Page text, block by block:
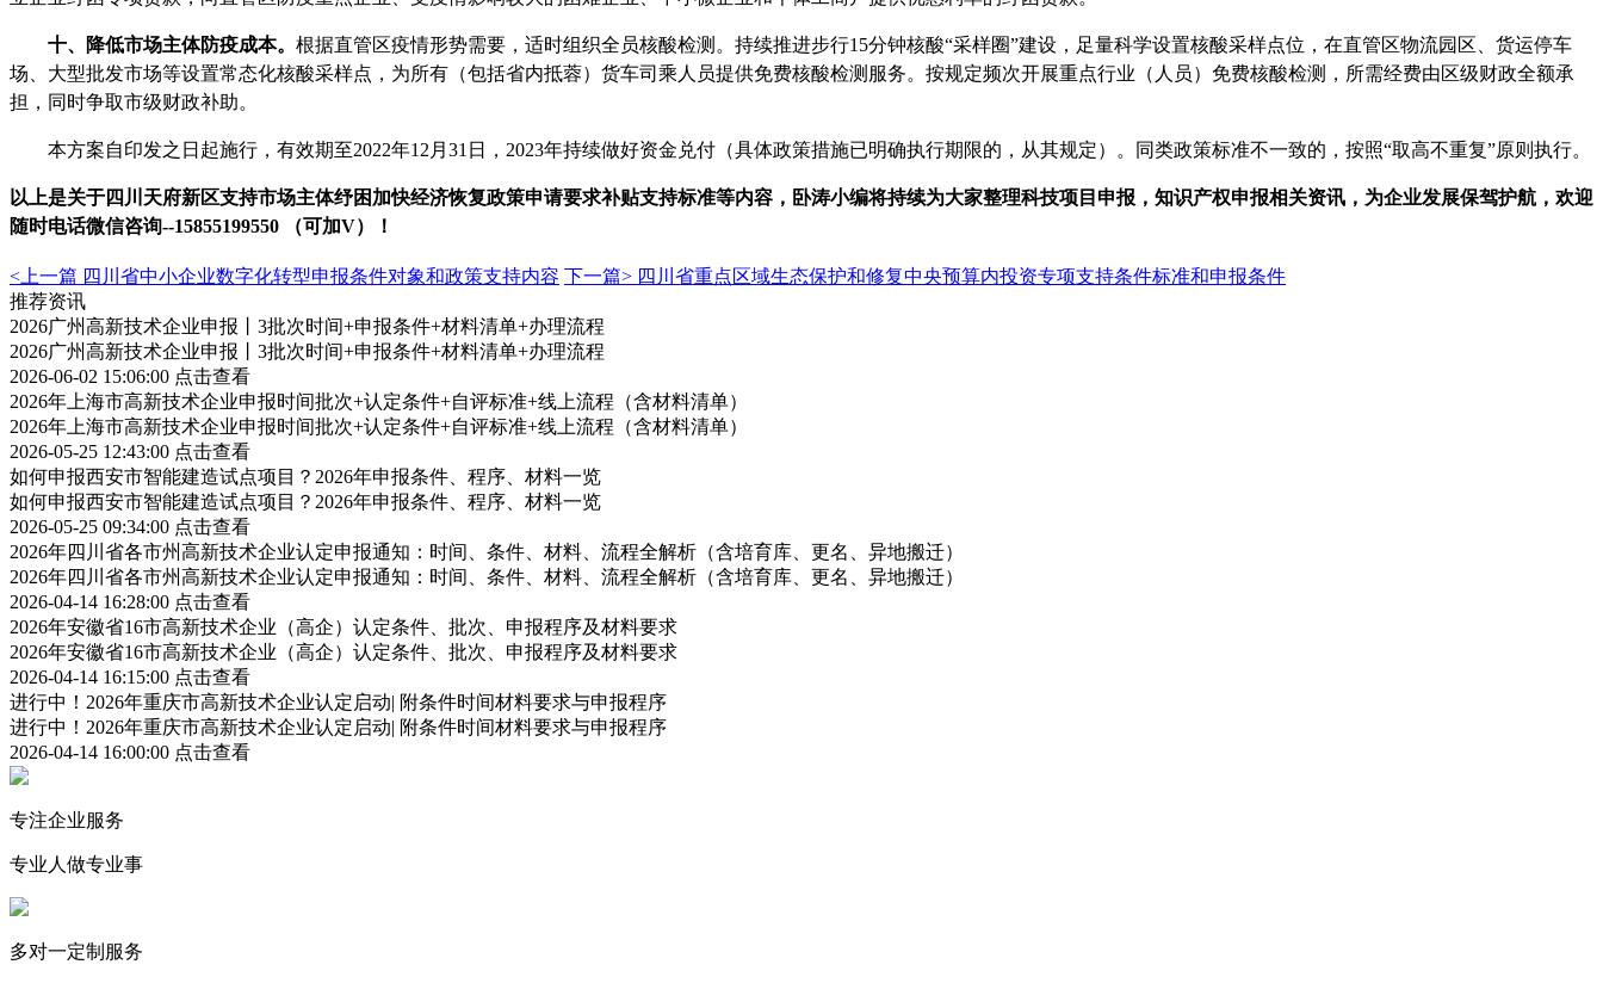
十、降低市场主体防疫成本。 根据直管区疫情形势需要，适时组织全员核酸检测。持续推进步行15分钟核酸“采样圈”建设，足量科学设置核酸采样点位，在直管区物流园区、货运停车
场、大型批发市场等设置常态化核酸采样点，为所有（包括省内抵蓉）货车司乘人员提供免费核酸检测服务。按规定频次开展重点行业（人员）免费核酸检测，所需经费由区级财政全额承
担，同时争取市级财政补助。
本方案自印发之日起施行，有效期至2022年12月31日，2023年持续做好资金兑付（具体政策措施已明确执行期限的，从其规定）。同类政策标准不一致的，按照“取高不重复”原则执行。
以上是关于四川天府新区支持市场主体纾困加快经济恢复政策申请要求补贴支持标准等内容，卧涛小编将持续为大家整理科技项目申报，知识产权申报相关资讯，为企业发展保驾护航， 欢迎
随时电话微信咨询--15855199550 （可加V）！
<上一篇 四川省中小企业数字化转型申报条件对象和政策支持内容 下一篇> 四川省重点区域生态保护和修复中央预算内投资专项支持条件标准和申报条件
推荐资讯
2026广州高新技术企业申报丨3批次时间+申报条件+材料清单+办理流程
2026广州高新技术企业申报丨3批次时间+申报条件+材料清单+办理流程
2026-06-02 15:06:00 点击查看
2026年上海市高新技术企业申报时间批次+认定条件+自评标准+线上流程（含材料清单）
2026年上海市高新技术企业申报时间批次+认定条件+自评标准+线上流程（含材料清单）
2026-05-25 12:43:00 点击查看
如何申报西安市智能建造试点项目？2026年申报条件、程序、材料一览
如何申报西安市智能建造试点项目？2026年申报条件、程序、材料一览
2026-05-25 09:34:00 点击查看
2026年四川省各市州高新技术企业认定申报通知：时间、条件、材料、流程全解析（含培育库、更名、异地搬迁）
2026年四川省各市州高新技术企业认定申报通知：时间、条件、材料、流程全解析（含培育库、更名、异地搬迁）
2026-04-14 16:28:00 点击查看
2026年安徽省16市高新技术企业（高企）认定条件、批次、申报程序及材料要求
2026年安徽省16市高新技术企业（高企）认定条件、批次、申报程序及材料要求
2026-04-14 16:15:00 点击查看
进行中！2026年重庆市高新技术企业认定启动| 附条件时间材料要求与申报程序
进行中！2026年重庆市高新技术企业认定启动| 附条件时间材料要求与申报程序
2026-04-14 16:00:00 点击查看
专注企业服务
专业人做专业事
多对一定制服务